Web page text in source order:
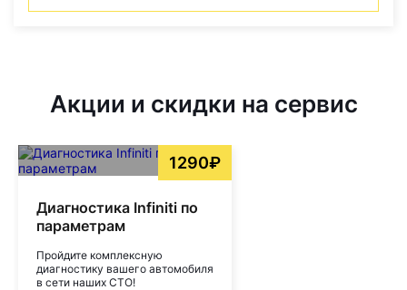
Акции и скидки на сервис
1290₽
Диагностика Infiniti по
параметрам
Пройдите комплексную
диагностику вашего автомобиля
в сети наших СТО!